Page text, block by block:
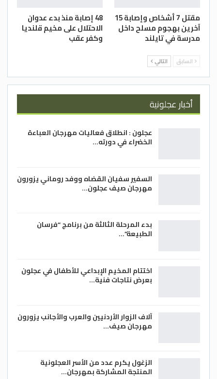
مقتل 7 أشخاص وإصابة 15
آخرين بهجوم مسلح داخل
مدرسة في تايلند
48 إصابة منذ بدء عدوان
الاحتلال على مخيم قلنديا
وكفر عقب
السابق التالي
أخبار عجلونية
عجلون : انطلاق فعاليات مهرجان العباءة
الخضراء في دورته…
السفير سفيان القضاه ووفد روماني يزورون
مهرجان صيف عجلون…
بدء المرحلة الثالثة من برنامج “فرسان
الطبيعة”…
اختتام المخيم الإبداعي للأطفال في عجلون
بعرض نتاجات فنية…
آلاف الزوار الأردنيين والعرب والأجانب يزورون
مهرجان صيف…
الزغول يكرم عدد من الأسر العجلونية
المنتجة المشاركة بمهرجان…